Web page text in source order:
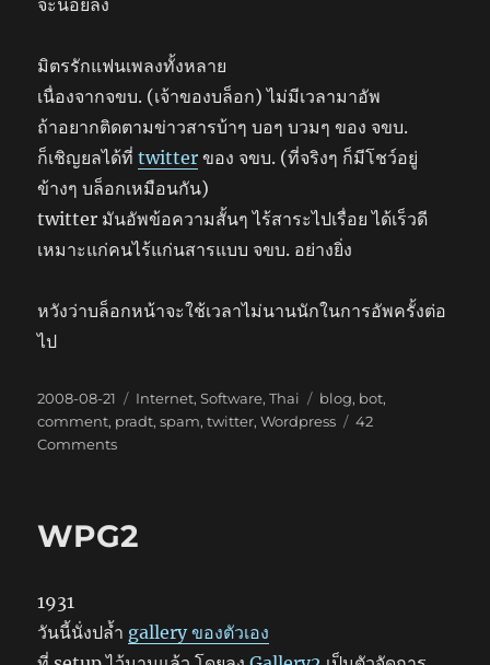
จะน้อยลง
มิตรรักแฟนเพลงทั้งหลาย
เนื่องจากจขบ. (เจ้าของบล็อก) ไม่มีเวลามาอัพ
ถ้าอยากติดตามข่าวสารบ้าๆ บอๆ บวมๆ ของ จขบ.
ก็เชิญยลได้ที่twitter ของ จขบ. (ที่จริงๆ ก็มีโชว์อยู่
ข้างๆ บล็อกเหมือนกัน)
twitter มันอัพข้อความสั้นๆ ไร้สาระไปเรื่อย ได้เร็วดี
เหมาะแก่คนไร้แก่นสารแบบ จขบ. อย่างยิ่ง
หวังว่าบล็อกหน้าจะใช้เวลาไม่นานนักในการอัพครั้งต่อ
ไป
Posted
on
2008-08-21 Categories
Internet,Software,Thai Tags
blog, bot,
comment, pradt,spam,twitter,Wordpress
42
Commentson
แปม
WPG2
1931
วันนี้นั่งปล้ำ gallery ของตัวเอง